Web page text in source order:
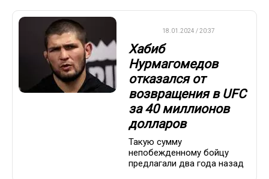
18.01.2024 / 20:37
Хабиб
Нурмагомедов
отказался от
возвращения в UFC
за 40 миллионов
долларов
Такую сумму
непобежденному бойцу
предлагали два года назад